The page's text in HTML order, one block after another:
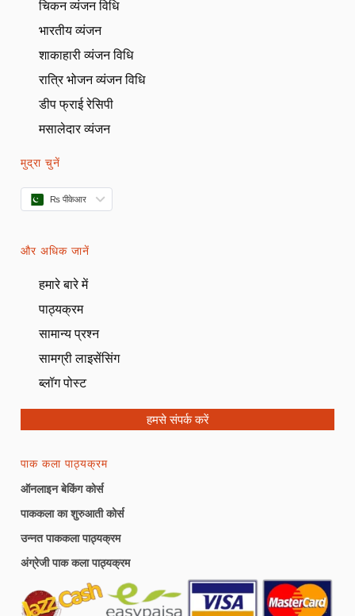
चिकन व्यंजन विधि
भारतीय व्यंजन
शाकाहारी व्यंजन विधि
रात्रि भोजन व्यंजन विधि
डीप फ्राई रेसिपी
मसालेदार व्यंजन
मुद्रा चुनें
₨ पीकेआर
और अधिक जानें
हमारे बारे में
पाठ्यक्रम
सामान्य प्रश्न
सामग्री लाइसेंसिंग
ब्लॉग पोस्ट
हमसे संपर्क करें
पाक कला पाठ्यक्रम
ऑनलाइन बेकिंग कोर्स
पाककला का शुरुआती कोर्स
उन्नत पाककला पाठ्यक्रम
अंग्रेजी पाक कला पाठ्यक्रम